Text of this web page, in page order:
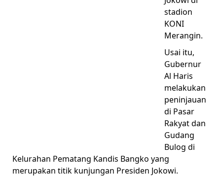
stadion
KONI
Merangin.
Usai itu,
Gubernur
Al Haris
melakukan
peninjauan
di Pasar
Rakyat dan
Gudang
Bulog di
Kelurahan Pematang Kandis Bangko yang
merupakan titik kunjungan Presiden Jokowi.